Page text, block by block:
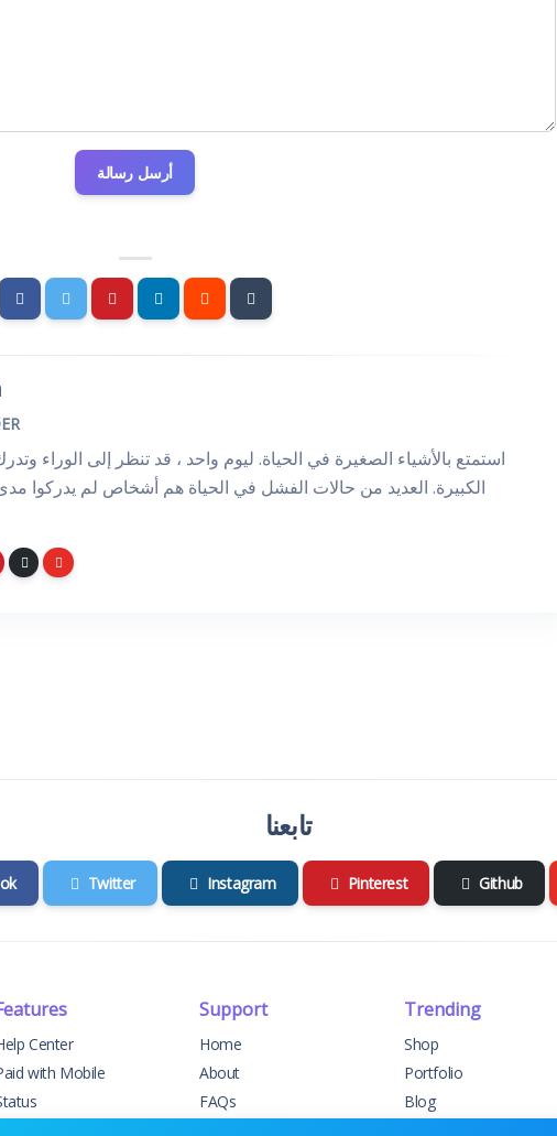
أرسل رسالة
استمتع بالأشياء الصغيرة في الحياة. ليوم واحد ، قد تنظر إلى الوراء
الكبيرة. العديد من حالات الفشل في الحياة هم أشخاص لم يدركوا
تابعنا
Twitter Instagram Pinterest Github
Center
with Mobile
Support
Home
About
FAQs
Trending
Shop
Portfolio
Blog